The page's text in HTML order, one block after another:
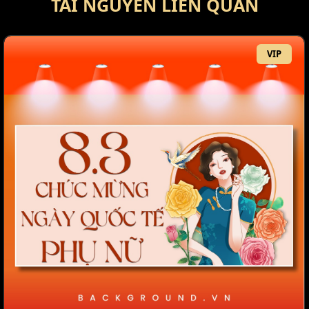
TÀI NGUYÊN LIÊN QUAN
VIP